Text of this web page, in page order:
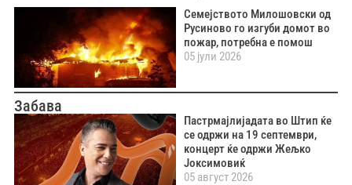
Семејството Милошовски од
Русиново го изгуби домот во
пожар, потребна е помош
05 јули 2026
Забава
Пастрмајлијадата во Штип ќе
се одржи на 19 септември,
концерт ќе одржи Жељко
Јоксимовиќ
05 август 2026